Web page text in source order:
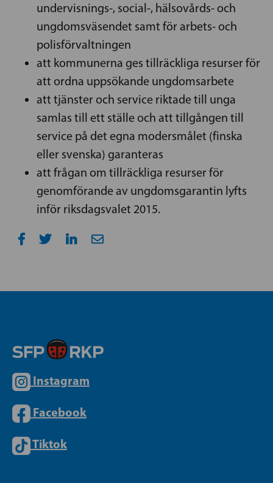
undervisnings-, social-, hälsovårds- och
ungdomsväsendet samt för arbets- och
polisförvaltningen
att kommunerna ges tillräckliga resurser för
att ordna uppsökande ungdomsarbete
att tjänster och service riktade till unga
samlas till ett ställe och att tillgången till
service på det egna modersmålet (finska
eller svenska) garanteras
att frågan om tillräckliga resurser för
genomförande av ungdomsgarantin lyfts
inför riksdagsvalet 2015.
Instagram
Facebook
Tiktok